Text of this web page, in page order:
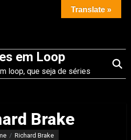
em Loop
loop, que seja de séries
Brake
Richard Brake
Translate »